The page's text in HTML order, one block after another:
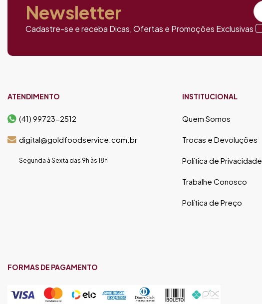
Newsletter
Cadastre-se e receba Dicas, Ofertas e Promoções Exclusivas
ATENDIMENTO
(41) 99723-2512
digital@goldfoodservice.com.br
Segunda à Sexta das 9h às 18h
INSTITUCIONAL
Quem Somos
Trocas e Devoluções
Política de Privacidade
Trabalhe Conosco
Política de Preço
FORMAS DE PAGAMENTO